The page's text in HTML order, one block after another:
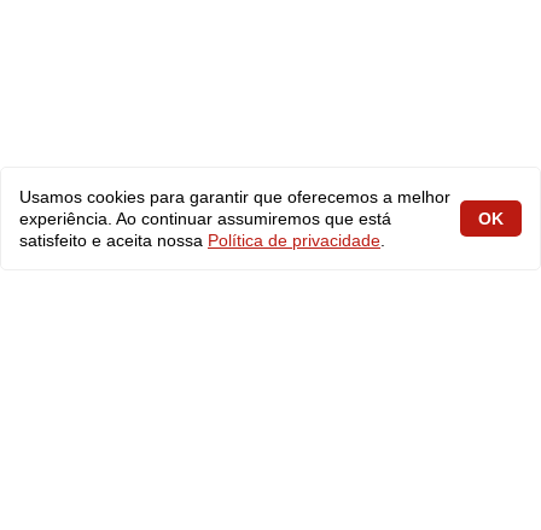
Usamos cookies para garantir que oferecemos a melhor
experiência. Ao continuar assumiremos que está
satisfeito e aceita nossa Política de privacidade
OK